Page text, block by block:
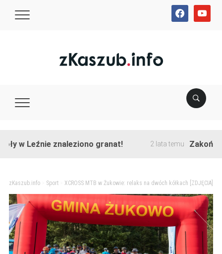
facebookyoutube
znaleziono granat! 2 lata temu Zakończono
zKaszub.info> Sport> XCROSS MTB w Żukowie: relaks na dwóch kółkach [ZDJĘCIA]